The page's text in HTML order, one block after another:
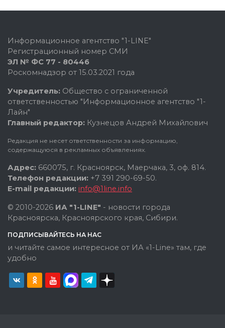
Информационное агентство "1-LINE"
Регистрационный номер СМИ
ЭЛ № ФС 77 - 80446
Роскомнадзор от 15.03.2021 года
Учредитель: Общество с ограниченной
ответственностью "Информационное агентство "1-
Лайн"
Главный редактор: Кузнецов Андрей Михайлович
Редакция не несет ответственности за информацию,
содержащуюся в рекламных объявлениях.
Адрес: 660075, г. Красноярск, Маерчака, 3, оф. 814.
Телефон редакции: +7 391 290-69-50.
E-mail редакции: info@1line.info
© 2010-2026 ИА "1-LINE" - новости города
Красноярска, Красноярского края, Сибири.
ПОДПИСЫВАЙТЕСЬ НА НАС
и читайте самое интересное от ИА «1-Line» там, где
удобно